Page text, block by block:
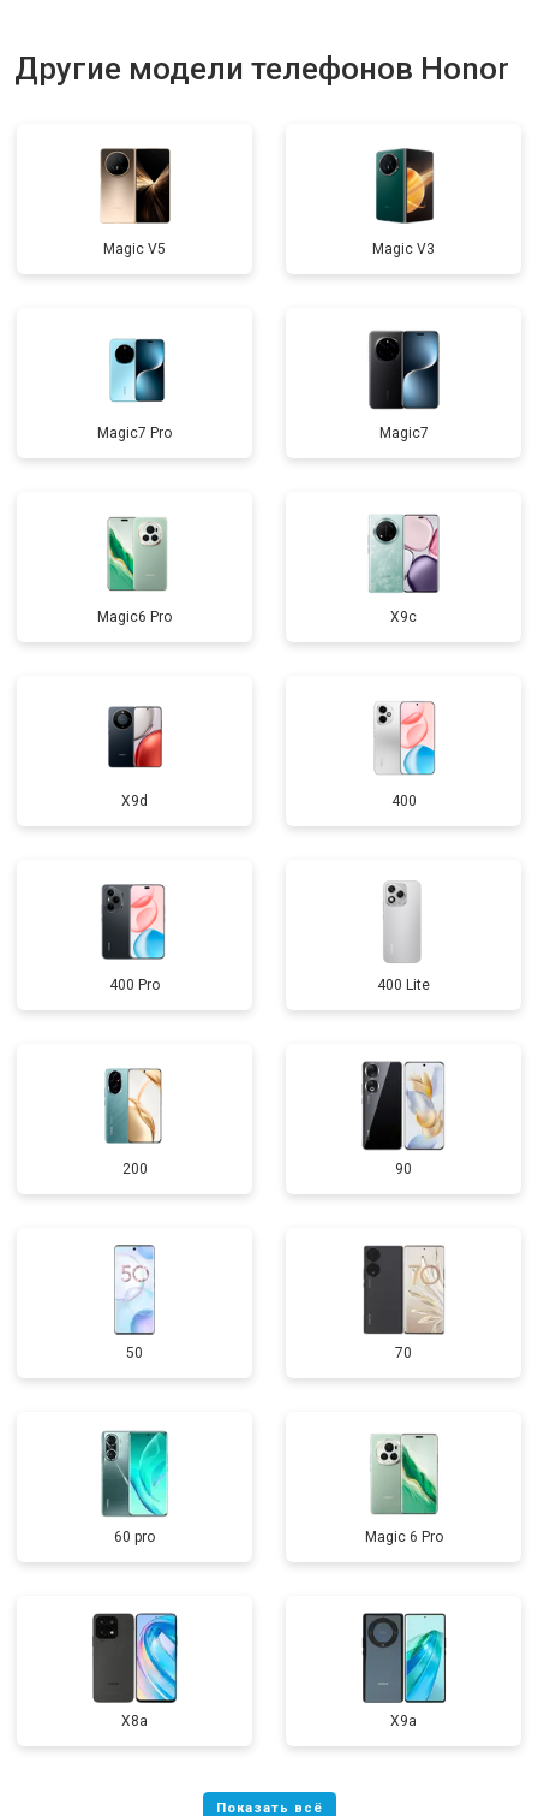
Другие модели телефонов Honor
Magic V5 Magic V3
Magic7 Pro Magic7
Magic6 Pro X9c
X9d 400
400 Pro 400 Lite
200 90
50 70
60 pro Magic 6 Pro
X8a X9a